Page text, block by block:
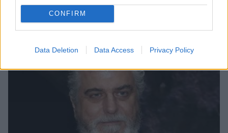
CONFIRM
Data Deletion Data Access Privacy Policy
Σχετικά Άρθρα